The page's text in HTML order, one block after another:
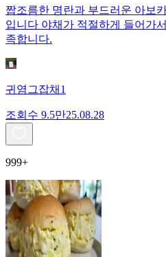
짭조름한 명란과 부드러운 아보
입니다 야채가 적절하게 들어가
족합니다.
귀염그잡채1
조회수 9.5만25.08.28
999+